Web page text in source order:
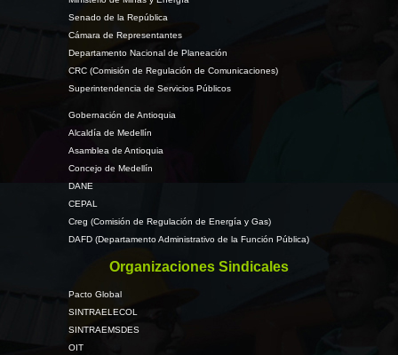
Senado de la República
Cámara de Representantes
Departamento Nacional de Planeación
CRC (Comisión de Regulación de Comunicaciones)
Superintendencia de Servicios Públicos
Gobernación de Antioquia
Alcaldía de Medellín
Asamblea de Antioquia
Concejo de Medellín
DANE
CEPAL
Creg (Comisión de Regulación de Energía y Gas)
DAFD (Departamento Administrativo de la Función Pública)
Organizaciones Sindicales
Pacto Global
SINTRAELECOL
SINTRAEMSDES
OIT